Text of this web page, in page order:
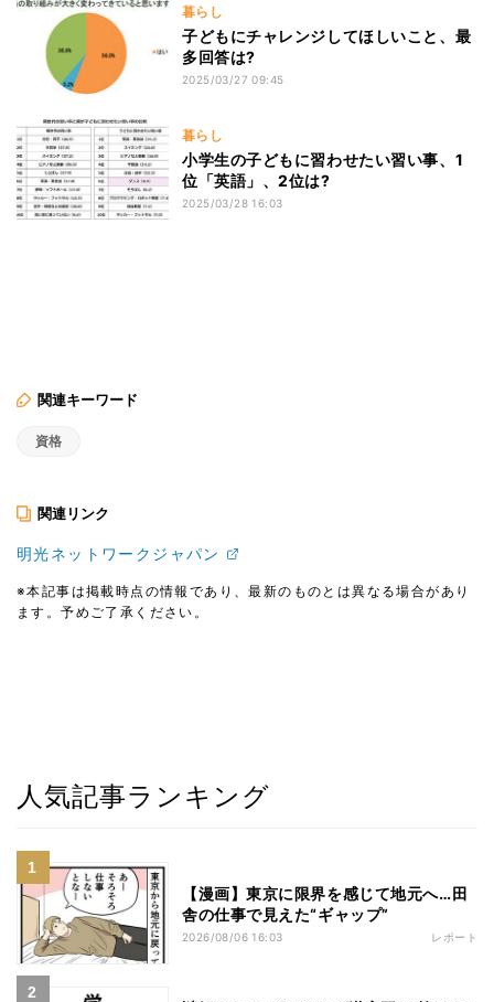
暮らし
子どもにチャレンジしてほしいこと、最
多回答は?
2025/03/27 09:45
暮らし
小学生の子どもに習わせたい習い事、1
位「英語」、2位は?
2025/03/28 16:03
関連キーワード
資格
関連リンク
明光ネットワークジャパン
※本記事は掲載時点の情報であり、最新のものとは異なる場合があり
ます。予めご了承ください。
人気記事ランキング
【漫画】東京に限界を感じて地元へ…田
舎の仕事で見えた“ギャップ”
2026/08/06 16:03 レポート